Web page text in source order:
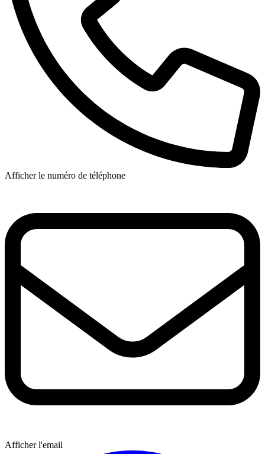
Afficher le numéro de téléphone
Afficher l'email